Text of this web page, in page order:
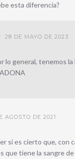
esta diferencia?
28 DE MAYO DE 2023
lo general, tenemos
AGOSTO DE 2021
si es cierto que, con
que tiene la sangre